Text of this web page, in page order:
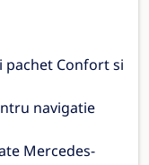
pachet Confort si
navigatie
Mercedes-